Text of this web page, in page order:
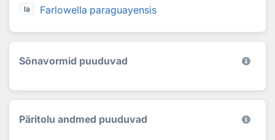
la Farlowella paraguayensis
Sõnavormid puuduvad
Päritolu andmed puuduvad